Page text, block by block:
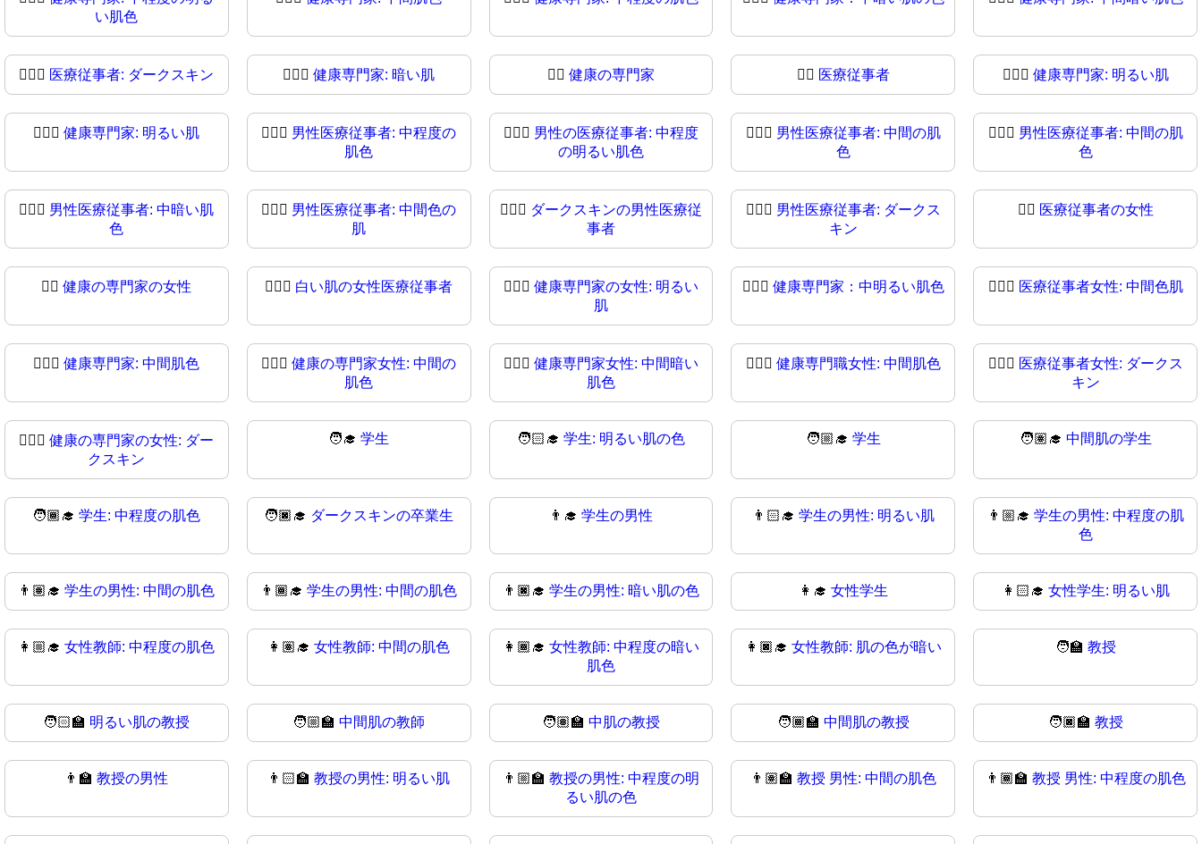
い肌色
🧑🏿‍⚕️ 医療従事者: ダークスキン 🧑🏿‍⚕健康専門家: 暗い肌 👨‍⚕️ 健康の専門家 👨‍⚕ 医療従事者 👨🏻‍⚕️ 健康専門家: 明るい肌
👨🏻‍⚕健康専門家: 明るい肌 👨🏼‍⚕️ 男性医療従事者: 中程度の
肌色
👨🏼‍⚕ 男性の医療従事者: 中程度
の明るい肌色
👨🏽‍⚕️ 男性医療従事者: 中間の肌
色
👨🏽‍⚕ 男性医療従事者: 中間の肌
色
👨🏾‍⚕️ 男性医療従事者: 中暗い肌
色
👨🏾‍⚕ 男性医療従事者: 中間色の
肌
👨🏿‍⚕️ ダークスキンの男性医療従
事者
👨🏿‍⚕ 男性医療従事者: ダークス
キン
👩‍⚕️ 医療従事者の女性
👩‍⚕健康の専門家の女性 👩🏻‍⚕️ 白い肌の女性医療従事者 👩🏻‍⚕ 健康専門家の女性: 明るい
肌
👩🏼‍⚕️ 健康専門家：中明るい肌色 👩🏼‍⚕ 医療従事者女性: 中間色肌
👩🏽‍⚕️健康専門家: 中間肌色 👩🏽‍⚕健康の専門家女性: 中間の
肌色
👩🏾‍⚕️ 健康専門家女性: 中間暗い
肌色
👩🏾‍⚕ 健康専門職女性: 中間肌色 👩🏿‍⚕️ 医療従事者女性: ダークス
キン
👩🏿‍⚕健康の専門家の女性: ダー
クスキン
🧑‍🎓学生 🧑🏻‍🎓 学生: 明るい肌の色 🧑🏼‍🎓 学生 🧑🏽‍🎓 中間肌の学生
🧑🏾‍🎓学生: 中程度の肌色 🧑🏿‍🎓 ダークスキンの卒業生 👨‍🎓 学生の男性 👨🏻‍🎓 学生の男性: 明るい肌 👨🏼‍🎓 学生の男性: 中程度の肌
色
👨🏽‍🎓学生の男性: 中間の肌色 👨🏾‍🎓学生の男性: 中間の肌色 👨🏿‍🎓 学生の男性: 暗い肌の色 👩‍🎓 女性学生 👩🏻‍🎓 女性学生: 明るい肌
👩🏼‍🎓女性教師: 中程度の肌色 👩🏽‍🎓女性教師: 中間の肌色 👩🏾‍🎓 女性教師: 中程度の暗い
肌色
👩🏿‍🎓 女性教師: 肌の色が暗い 🧑‍🏫 教授
🧑🏻‍🏫 明るい肌の教授 🧑🏼‍🏫中間肌の教師 🧑🏽‍🏫 中肌の教授 🧑🏾‍🏫 中間肌の教授 🧑🏿‍🏫 教授
👨‍🏫教授の男性 👨🏻‍🏫教授の男性: 明るい肌 👨🏼‍🏫 教授の男性: 中程度の明
るい肌の色
👨🏽‍🏫 教授 男性: 中間の肌色 👨🏾‍🏫 教授 男性: 中程度の肌色